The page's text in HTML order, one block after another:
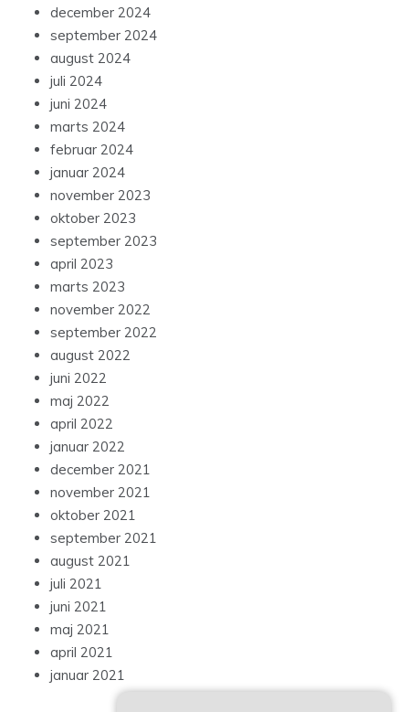
december 2024
september 2024
august 2024
juli 2024
juni 2024
marts 2024
februar 2024
januar 2024
november 2023
oktober 2023
september 2023
april 2023
marts 2023
november 2022
september 2022
august 2022
juni 2022
maj 2022
april 2022
januar 2022
december 2021
november 2021
oktober 2021
september 2021
august 2021
juli 2021
juni 2021
maj 2021
april 2021
januar 2021